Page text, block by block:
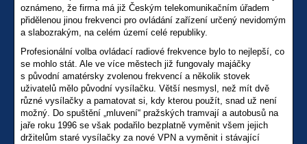
oznámeno, že firma má již Českým telekomunikačním úřadem
přidělenou jinou frekvenci pro ovládání zařízení určený nevidomým
a slabozrakým, na celém území celé republiky.
Profesionální volba ovládací radiové frekvence bylo to nejlepší, co
se mohlo stát. Ale ve více městech již fungovaly majáčky
s původní amatérsky zvolenou frekvencí a několik stovek
uživatelů mělo původní vysílačku. Větší nesmysl, než mít dvě
různé vysílačky a pamatovat si, kdy kterou použít, snad už není
možný. Do spuštění „mluvení“ pražských tramvají a autobusů na
jaře roku 1996 se však podařilo bezplatně vyměnit všem jejich
držitelům staré vysílačky za nové VPN a vyměnit i stávající